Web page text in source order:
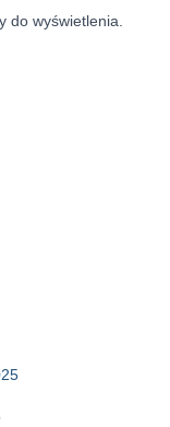
do wyświetlenia.